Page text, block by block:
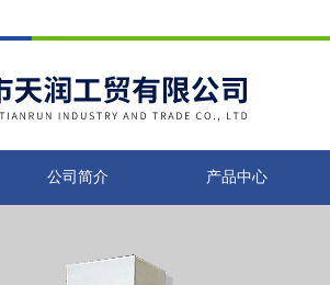
公司简介 产品中心